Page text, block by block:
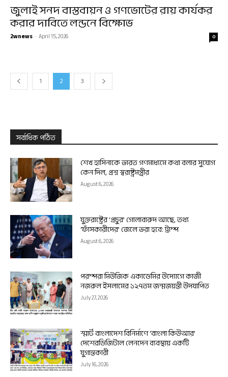
জুলাই সনদ বাস্তবায়ন ও গণভোটের রায় কার্যকর
করার দাবিতে লন্ডনে বিক্ষোভ
2wnews -April 15, 2026 0
1 2 3
সর্বাধিক পঠিত
শেখ হাসিনাকে ভারত গণমাধ্যমে কথা বলার সুযোগ
কেন দিল, প্রশ্ন স্বরাষ্ট্রমন্ত্রীর
August 6, 2026
যুক্তরাষ্ট্রের ‘প্রচুর’ গোলাবারুদ আছে, তথ্য
‘ফাঁসকারীদের’ জেলে ভরা হবে: ট্রাম্প
August 6, 2026
পরম্পরা মিউজিক একাডেমির উদ্যোগে কাজী
নজরুল ইসলামের ১২৭তম জন্মজয়ন্তী উদযাপিত
July 27, 2026
স্মার্ট বাংলাদেশ বিনির্মাণে ‘বাংলা কিউআর’
দেশেরডিজিটাল লেনদেন ব্যবস্থায় একটি
যুগান্তকারী
July 16, 2026